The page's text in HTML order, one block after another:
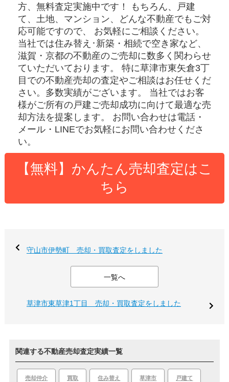
方、無料査定実施中です！
もちろん、戸建
て、土地、マンション、どんな不動産でもご対
応可能ですので、 お気軽にご相談ください。
当社では住み替え･新築・相続で空き家など、
滋賀・京都の不動産のご売却に数多く関わらせ
ていただいております。
特に草津市東矢倉3丁
目での不動産売却の査定やご相談はお任せくだ
さい。多数実績がございます。
当社ではお客
様がご所有の戸建ご売却成功に向けて最適な売
却方法を提案します。
お問い合わせは電話・
メール・LINEでお気軽にお問い合わせくださ
い。
【無料】かんたん売却査定はこ
ちら
守山市伊勢町 売却・買取査定をしました
一覧へ
草津市東草津1丁目 売却・買取査定をしました
関連する不動産売却査定実績一覧
売却仲介 買取 住み替え 草津市 戸建て